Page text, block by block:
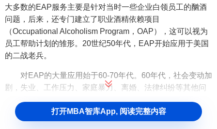
大多数的EAP服务主要是针对当时一些企业白领员工的酗酒
问题，后来，还专门建立了职业酒精依赖项目
（Occupational Alcoholism Program，OAP），这可以视为
员工帮助计划的雏形。20世纪50年代，EAP开始应用于美国
的二战老兵。
对EAP的大量应用始于60-70年代。60年代，社会变动加
剧，失业、工作压力、家庭暴力、离婚、法律纠纷等其他问
也日渐增多。1972年，酒精滥用和酗酒联邦研究所职业项目
办公室提供的联邦资助，大大提高了项目的数量。到了1979
打开MBA智库App, 阅读完整内容